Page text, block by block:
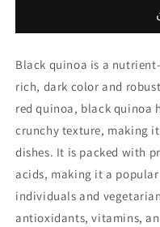
Black quinoa is a
rich, dark color and
red quinoa, black quinoa
crunchy texture, making
dishes. It is packed with
acids, making it a
individuals and
antioxidants, vitamins,